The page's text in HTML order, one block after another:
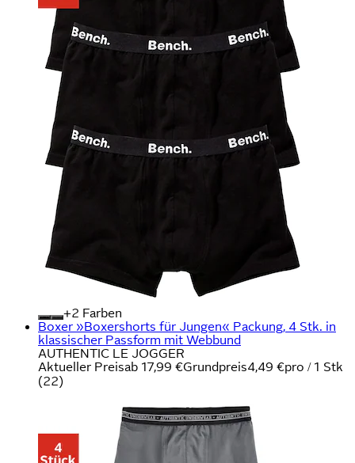
+
Farben
Boxer »Boxershorts für Jungen« Packung, 4 Stk. in
klassischer Passform mit Webbund
AUTHENTIC LE JOGGER
Aktueller Preisab 17,99 €Grundpreis4,49 €pro / 1 Stk
(22)